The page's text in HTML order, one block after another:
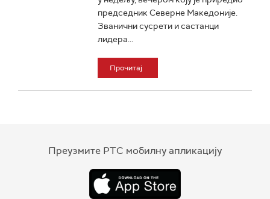
председник Северне Македоније.
Званични сусрети и састанци
лидера...
Прочитај
Преузмите РТС мобилну апликацију